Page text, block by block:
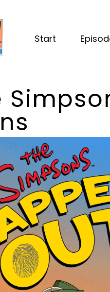
Start